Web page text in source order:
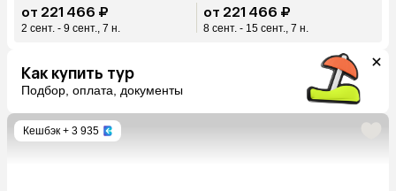
от 221 466 ₽
2 сент. - 9 сент., 7 н.
от 221 466 ₽
8 сент. - 15 сент., 7 н.
Как купить тур
Подбор, оплата, документы
Кешбэк + 3 935